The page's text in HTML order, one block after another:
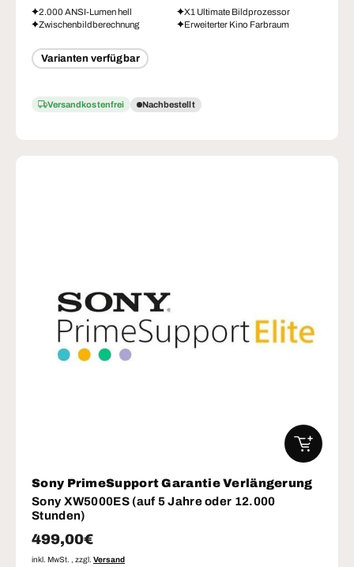
2.000 ANSI-Lumen hell
X1 Ultimate Bildprozessor
Zwischenbildberechnung
Erweiterter Kino Farbraum
Varianten verfügbar
Versandkostenfrei Nachbestellt
Sony PrimeSupport Garantie Verlängerung
Sony XW5000ES (auf 5 Jahre oder 12.000
Stunden)
Normaler Preis
499,00€
inkl. MwSt. , zzgl. Versand
IN DEN